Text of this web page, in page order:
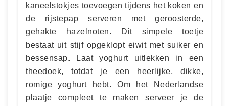
kaneelstokjes toevoegen tijdens het koken en
de rijstepap serveren met geroosterde,
gehakte hazelnoten. Dit simpele toetje
bestaat uit stijf opgeklopt eiwit met suiker en
bessensap. Laat yoghurt uitlekken in een
theedoek, totdat je een heerlijke, dikke,
romige yoghurt hebt. Om het Nederlandse
plaatje compleet te maken serveer je de